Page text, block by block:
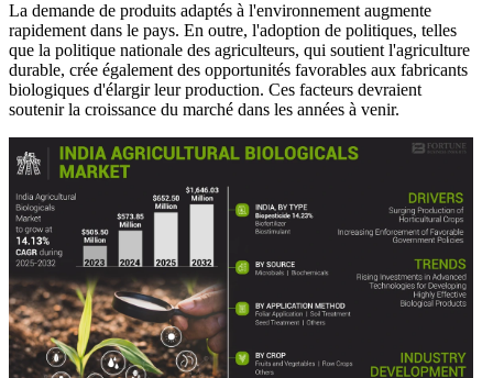
La demande de produits adaptés à l'environnement augmente
rapidement dans le pays. En outre, l'adoption de politiques, telles
que la politique nationale des agriculteurs, qui soutient l'agriculture
durable, crée également des opportunités favorables aux fabricants
biologiques d'élargir leur production. Ces facteurs devraient
soutenir la croissance du marché dans les années à venir.